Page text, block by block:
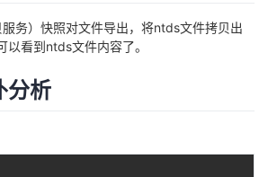
务）快照对文件导出，将ntds文件拷贝出
以看到ntds文件内容了。
分析